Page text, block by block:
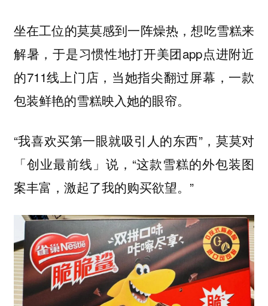
坐在工位的莫莫感到一阵燥热，想吃雪糕来
解暑，于是习惯性地打开美团app点进附近
的711线上门店，当她指尖翻过屏幕，一款
包装鲜艳的雪糕映入她的眼帘。
“我喜欢买第一眼就吸引人的东西”，莫莫对
「创业最前线」说，“这款雪糕的外包装图
案丰富，激起了我的购买欲望。”